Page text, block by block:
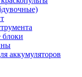
блоки
аккумуляторов